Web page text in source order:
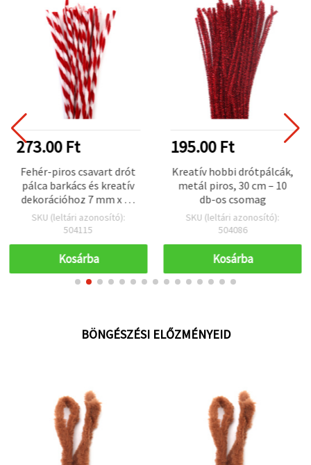
273.00 Ft
Fehér-piros csavart drót
pálca barkács és kreatív
dekorációhoz 7 mm x 30
cm – 10 db
SKU (leltári azonosító):
504115
Kosárba
195.00 Ft
Kreatív hobbi drótpálcák,
metál piros, 30 cm – 10
db-os csomag
SKU (leltári azonosító):
504086
Kosárba
BÖNGÉSZÉSI ELŐZMÉNYEID